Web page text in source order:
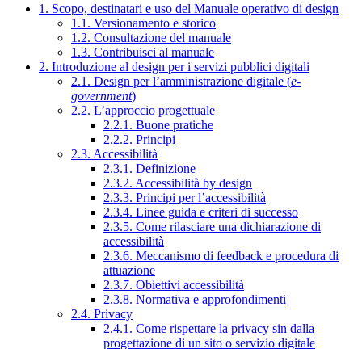
1. Scopo, destinatari e uso del Manuale operativo di design
1.1. Versionamento e storico
1.2. Consultazione del manuale
1.3. Contribuisci al manuale
2. Introduzione al design per i servizi pubblici digitali
2.1. Design per l’amministrazione digitale (e-
government)
2.2. L’approccio progettuale
2.2.1. Buone pratiche
2.2.2. Principi
2.3. Accessibilità
2.3.1. Definizione
2.3.2. Accessibilità by design
2.3.3. Principi per l’accessibilità
2.3.4. Linee guida e criteri di successo
2.3.5. Come rilasciare una dichiarazione di
accessibilità
2.3.6. Meccanismo di feedback e procedura di
attuazione
2.3.7. Obiettivi accessibilità
2.3.8. Normativa e approfondimenti
2.4. Privacy
2.4.1. Come rispettare la privacy sin dalla
progettazione di un sito o servizio digitale